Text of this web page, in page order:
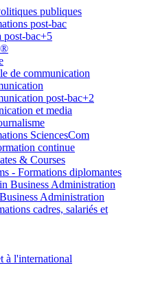
publiques
post-bac
post-bac+5
de communication
post-bac+2
et media
SciencesCom
continue
& Courses
- Formations diplomantes
Business Administration
Administration
cadres, salariés et
à l'international